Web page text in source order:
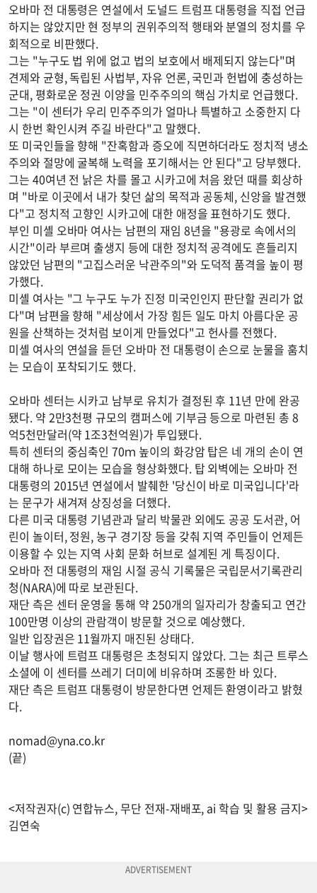
오바마 전 대통령은 연설에서 도널드 트럼프 대통령을 직접 언급
하지는 않았지만 현 정부의 권위주의적 행태와 분열의 정치를 우
회적으로 비판했다.
그는 "누구도 법 위에 없고 법의 보호에서 배제되지 않는다"며
견제와 균형, 독립된 사법부, 자유 언론, 국민과 헌법에 충성하는
군대, 평화로운 정권 이양을 민주주의의 핵심 가치로 언급했다.
그는 "이 센터가 우리 민주주의가 얼마나 특별하고 소중한지 다
시 한번 확인시켜 주길 바란다"고 말했다.
또 미국인들을 향해 "잔혹함과 증오에 직면하더라도 정치적 냉소
주의와 절망에 굴복해 노력을 포기해서는 안 된다"고 당부했다.
그는 40여년 전 낡은 차를 몰고 시카고에 처음 왔던 때를 회상하
며 "바로 이곳에서 내가 찾던 삶의 목적과 공동체, 신앙을 발견했
다"고 정치적 고향인 시카고에 대한 애정을 표현하기도 했다.
부인 미셸 오바마 여사는 남편의 재임 8년을 "용광로 속에서의
시간"이라 부르며 출생지 등에 대한 정치적 공격에도 흔들리지
않았던 남편의 "고집스러운 낙관주의"와 도덕적 품격을 높이 평
가했다.
미셸 여사는 "그 누구도 누가 진정 미국인인지 판단할 권리가 없
다"며 남편을 향해 "세상에서 가장 힘든 일도 마치 아름다운 공
원을 산책하는 것처럼 보이게 만들었다"고 헌사를 전했다.
미셸 여사의 연설을 듣던 오바마 전 대통령이 손으로 눈물을 훔치
는 모습이 포착되기도 했다.
오바마 센터는 시카고 남부로 유치가 결정된 후 11년 만에 완공
됐다. 약 2만3천평 규모의 캠퍼스에 기부금 등으로 마련된 총 8
억5천만달러(약 1조3천억원)가 투입됐다.
특히 센터의 중심축인 70ｍ 높이의 화강암 탑은 네 개의 손이 연
대해 하나로 모이는 모습을 형상화했다. 탑 외벽에는 오바마 전
대통령의 2015년 연설에서 발췌한 '당신이 바로 미국입니다'라
는 문구가 새겨져 상징성을 더했다.
다른 미국 대통령 기념관과 달리 박물관 외에도 공공 도서관, 어
린이 놀이터, 정원, 농구 경기장 등을 갖춰 지역 주민들이 언제든
이용할 수 있는 지역 사회 문화 허브로 설계된 게 특징이다.
오바마 전 대통령의 재임 시절 공식 기록물은 국립문서기록관리
청(NARA)에 따로 보관된다.
재단 측은 센터 운영을 통해 약 250개의 일자리가 창출되고 연간
100만명 이상의 관람객이 방문할 것으로 예상했다.
일반 입장권은 11월까지 매진된 상태다.
이날 행사에 트럼프 대통령은 초청되지 않았다. 그는 최근 트루스
소셜에 이 센터를 쓰레기 더미에 비유하며 조롱한 바 있다.
재단 측은 트럼프 대통령이 방문한다면 언제든 환영이라고 밝혔
다.
nomad@yna.co.kr
(끝)
<저작권자(c) 연합뉴스, 무단 전재-재배포, ai 학습 및 활용 금지>
김연숙